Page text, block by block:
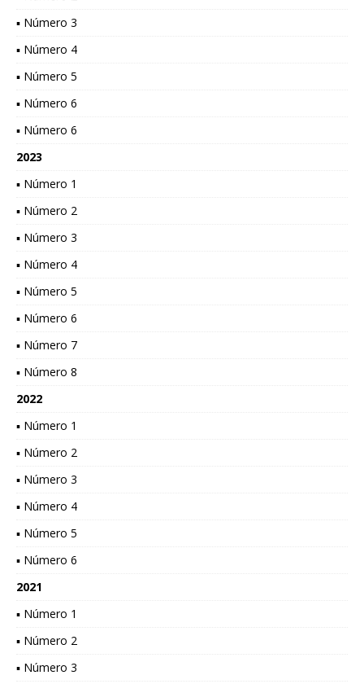
▪ Número 3
▪ Número 4
▪ Número 5
▪ Número 6
▪ Número 6
2023
▪ Número 1
▪ Número 2
▪ Número 3
▪ Número 4
▪ Número 5
▪ Número 6
▪ Número 7
▪ Número 8
2022
▪ Número 1
▪ Número 2
▪ Número 3
▪ Número 4
▪ Número 5
▪ Número 6
2021
▪ Número 1
▪ Número 2
▪ Número 3